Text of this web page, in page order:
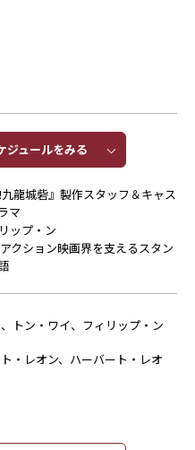
ジュールをみる​​
龍城砦』製作スタッフ＆キャス
マ
ップ・ン
クション映画界を支えるスタン
トン・ワイ、フィリップ・ン
・レオン、ハーバート・レオ